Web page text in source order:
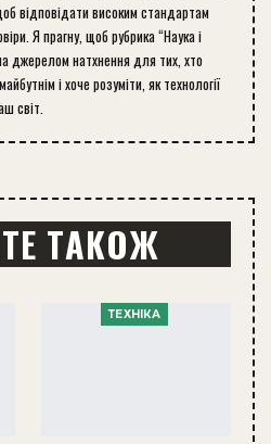
відповідати високим стандартам
Я прагну, щоб рубрика “Наука і
джерелом натхнення для тих, хто
і хоче розуміти, як технології
світ.
ТАКОЖ
ТЕХНІКА